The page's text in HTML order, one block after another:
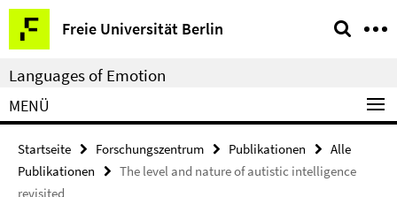
Springe
direkt
zu
Inhalt
Freie Universität Berlin
Service-
Navigation
Languages of Emotion
MENÜ
Startseite Forschungszentrum Publikationen
Alle
Publikationen
The level and nature of autistic intelligence
revisited